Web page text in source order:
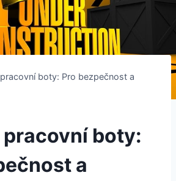
boty: Pro bezpečnost a
boty:
a